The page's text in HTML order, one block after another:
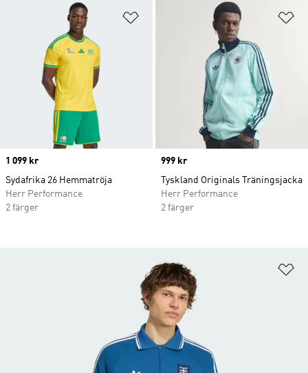
Lägg till på önskelistan
Price
1 099 kr
Sydafrika 26 Hemmatröja
Herr Performance
2 färger
Price
999 kr
Tyskland Originals Träningsjacka
Herr Performance
2 färger